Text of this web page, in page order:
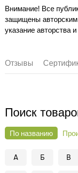
Внимание! Все
защищены
указание авторства
Отзывы
Поиск
По названию
А Б В